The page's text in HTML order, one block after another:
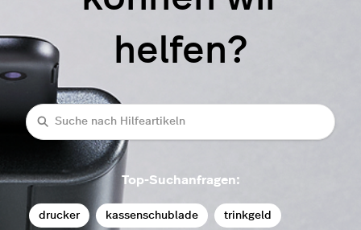
helfen?
Suche
Top-Suchanfragen:
drucker kassenschublade trinkgeld